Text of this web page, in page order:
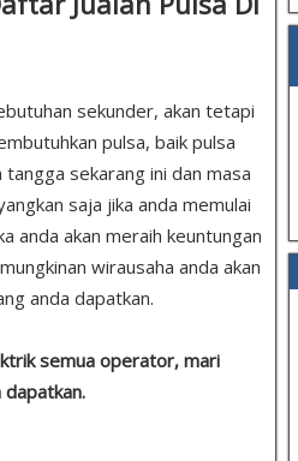
sekunder, akan tetapi
pulsa, baik pulsa
sekarang ini dan masa
saja jika anda memulai
anda akan meraih keuntungan
wirausaha anda akan
anda dapatkan.
semua operator, mari
dapatkan.